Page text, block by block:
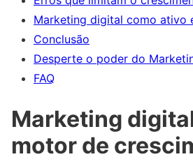
Marketing digital como ativo
Conclusão
Desperte o poder do
FAQ
Marketing
motor de